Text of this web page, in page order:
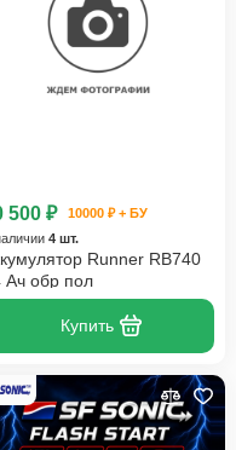
500 ₽
10000 ₽ + БУ
4 шт.
Runner RB740
Ач обр пол
Купить